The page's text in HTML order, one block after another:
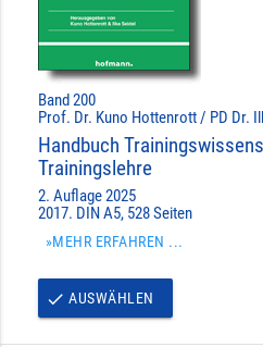
Band 200
Prof. Dr. Kuno Hottenrott / PD Dr.
Handbuch
Trainingslehre
2. Auflage 2025
2017. DIN A5, 528 Seiten
»MEHR ERFAHREN ...
done AUSWÄHLEN